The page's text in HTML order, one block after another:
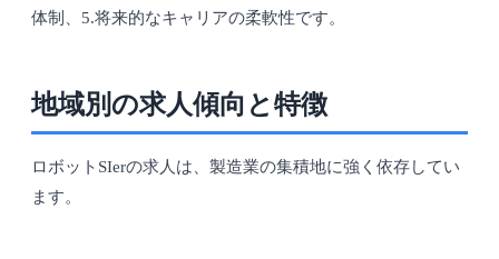
体制、5.将来的なキャリアの柔軟性です。
地域別の求人傾向と特徴
ロボットSIerの求人は、製造業の集積地に強く依存してい
ます。